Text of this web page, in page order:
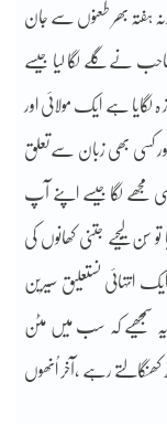
ہفتہ بھر طعنوں سے جان
نے گلے لگا لیا جیسے
ہے ایک مولائی اور
کسی بھی زبان سےتعلق
مجھے لگا جیسے اپنے آپ
لیجیے جتنی کھانوں کی
نستعلیق سیرین
سمجھیے کہ سب میں مٹن
رہے ،آخر اُنھوں